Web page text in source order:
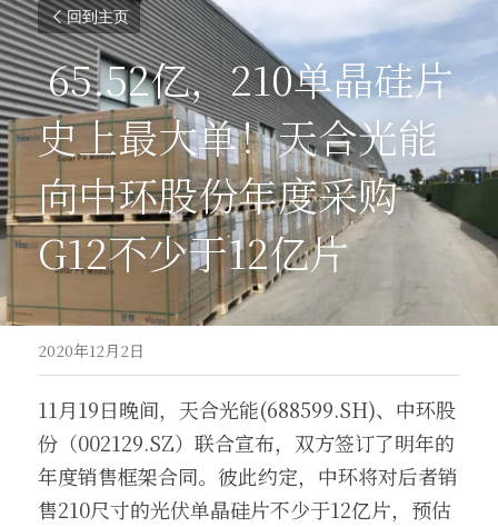
回到主页
65.52亿，210单晶硅片
史上最大单！天合光能
向中环股份年度采购
G12不少于12亿片
2020年12月2日
11月19日晚间，天合光能(688599.SH)、中环股
份（002129.SZ）联合宣布，双方签订了明年的
年度销售框架合同。彼此约定，中环将对后者销
售210尺寸的光伏单晶硅片不少于12亿片，预估